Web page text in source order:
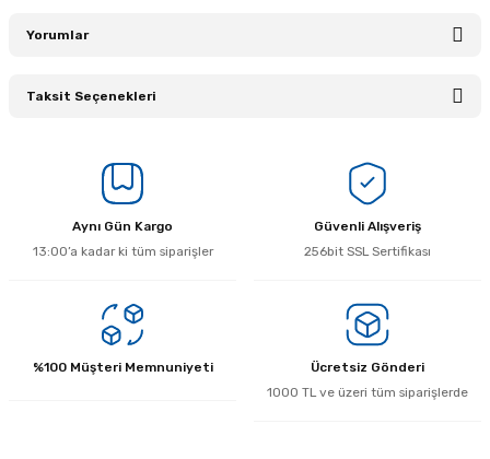
Yorumlar
Taksit Seçenekleri
Aynı Gün Kargo
13:00’a kadar ki tüm siparişler
Güvenli Alışveriş
256bit SSL Sertifikası
%100 Müşteri Memnuniyeti
Ücretsiz Gönderi
1000 TL ve üzeri tüm siparişlerde